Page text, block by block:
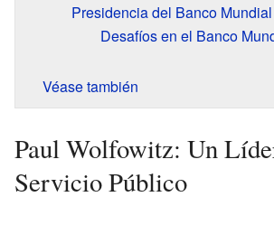
Presidencia del Banco Mundial
Desafíos en el Banco
Véase también
Paul Wolfowitz: Un
Servicio Público